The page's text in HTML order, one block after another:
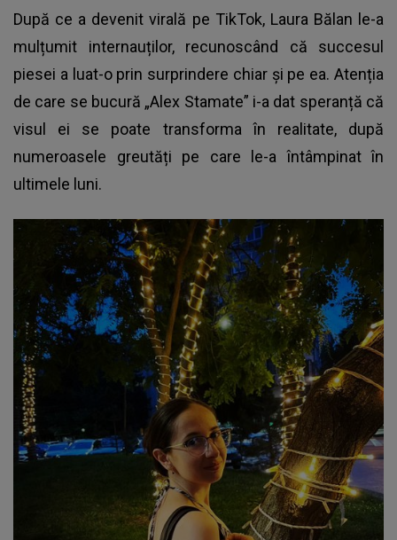
După ce a devenit virală pe TikTok, Laura Bălan le-a
mulțumit internauților, recunoscând că succesul
piesei a luat-o prin surprindere chiar și pe ea. Atenția
de care se bucură „Alex Stamate” i-a dat speranță că
visul ei se poate transforma în realitate, după
numeroasele greutăți pe care le-a întâmpinat în
ultimele luni.